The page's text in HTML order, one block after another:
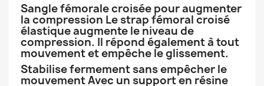
Sangle fémorale croisée pour augmenter
la compression Le strap fémoral croisé
élastique augmente le niveau de
compression. Il répond également à tout
mouvement et empêche le glissement.
Stabilise fermement sans empêcher le
mouvement Avec un support en résine